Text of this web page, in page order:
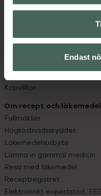
Endast
Hitta apotek
Leverans, betalning och
Sajtens tillgänglighet
App
Köpvillkor
Om recept och läkemedel
Fullmakter
Högkostnadsskyddet
Läkemedelsutbyte
Lämna in gammal medicin
Resa med läkemedel
Receptregistret
Elektroniskt expertstöd, EES